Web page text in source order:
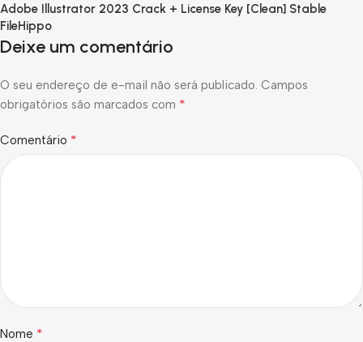
Adobe Illustrator 2023 Crack + License Key [Clean] Stable
FileHippo
Deixe um comentário
O seu endereço de e-mail não será publicado. Campos
obrigatórios são marcados com *
Comentário *
Nome *